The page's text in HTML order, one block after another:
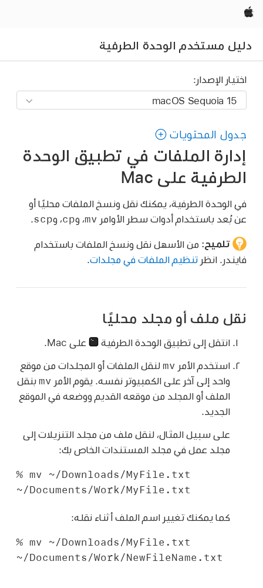
Apple‏
دليل مستخدم الوحدة الطرفية
اختيار الإصدار:
جدول المحتويات
إدارة الملفات في تطبيق الوحدة
الطرفية على Mac
في الوحدة الطرفية، يمكنك نقل ونسخ الملفات محليًا أو
عن بُعد باستخدام أدوات سطر الأوامر mv، وcp، وscp
تلميح: من الأسهل نقل ونسخ الملفات باستخدام
فايندر. انظر تنظيم الملفات في مجلدات
نقل ملف أو مجلد محليًا
انتقل إلى تطبيق الوحدة الطرفية على Mac.
استخدم الأمر mv لنقل الملفات أو المجلدات من موقع
واحد إلى آخر على الكمبيوتر نفسه. يقوم الأمر mv بنقل
الملف أو المجلد من موقعه القديم ووضعه في الموقع
الجديد.
على سبيل المثال، لنقل ملف من مجلد التنزيلات إلى
مجلد عمل في مجلد المستندات الخاص بك:
% mv ~/Downloads/MyFile.txt
~/Documents/Work/MyFile.txt
كما يمكنك تغيير اسم الملف أثناء نقله:
% mv ~/Downloads/MyFile.txt
~/Documents/Work/NewFileName.txt